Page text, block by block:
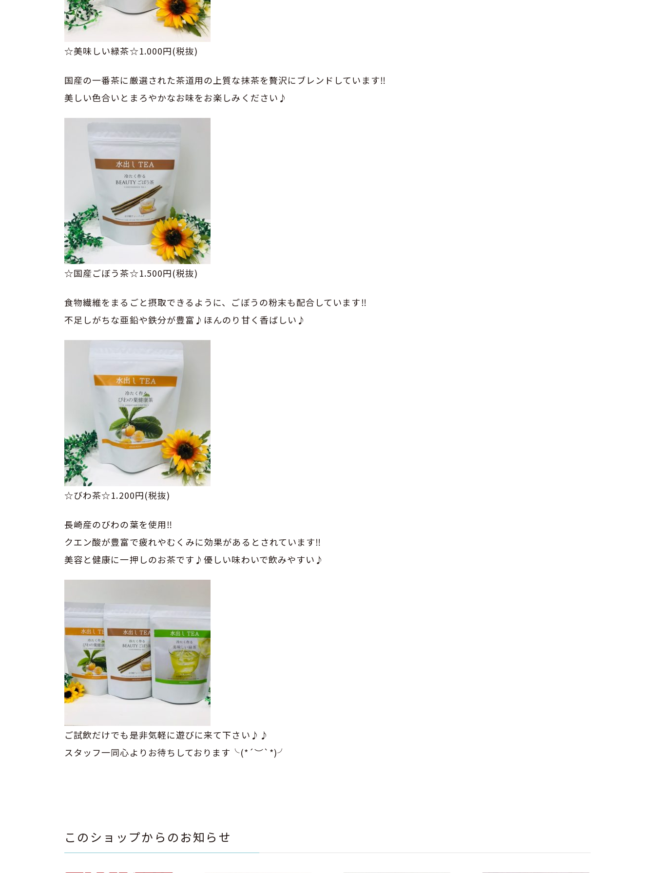
☆美味しい緑茶☆1.000円(税抜)
国産の一番茶に厳選された茶道用の上質な抹茶を贅沢にブレンドしています‼︎
美しい色合いとまろやかなお味をお楽しみください♪
☆国産ごぼう茶☆1.500円(税抜)
食物繊維をまるごと摂取できるように、ごぼうの粉末も配合しています‼︎
不足しがちな亜鉛や鉄分が豊富♪ほんのり甘く香ばしい♪
☆びわ茶☆1.200円(税抜)
長崎産のびわの葉を使用‼︎
クエン酸が豊富で疲れやむくみに効果があるとされています‼︎
美容と健康に一押しのお茶です♪優しい味わいで飲みやすい♪
ご試飲だけでも是非気軽に遊びに来て下さい♪♪
スタッフ一同心よりお待ちしております╰(*´︶`*)╯
このショップからのお知らせ